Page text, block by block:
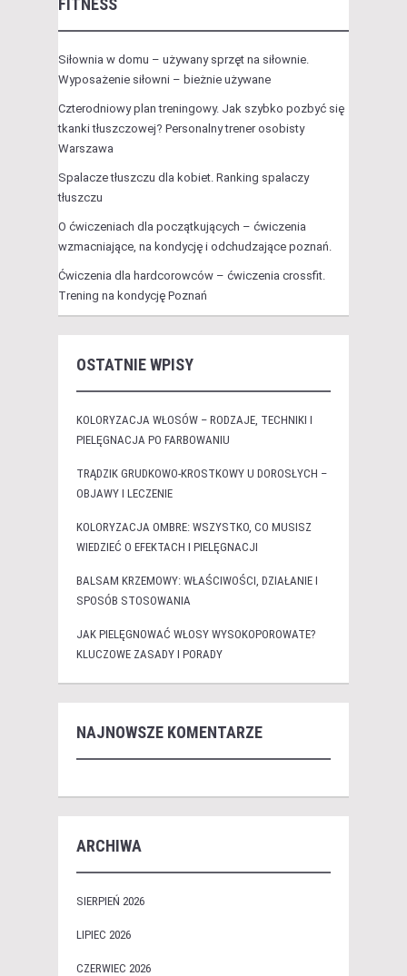
FITNESS
Siłownia w domu – używany sprzęt na siłownie.
Wyposażenie siłowni – bieżnie używane
Czterodniowy plan treningowy. Jak szybko pozbyć się
tkanki tłuszczowej? Personalny trener osobisty
Warszawa
Spalacze tłuszczu dla kobiet. Ranking spalaczy
tłuszczu
O ćwiczeniach dla początkujących – ćwiczenia
wzmacniające, na kondycję i odchudzające poznań.
Ćwiczenia dla hardcorowców – ćwiczenia crossfit.
Trening na kondycję Poznań
OSTATNIE WPISY
KOLORYZACJA WŁOSÓW – RODZAJE, TECHNIKI I
PIELĘGNACJA PO FARBOWANIU
TRĄDZIK GRUDKOWO-KROSTKOWY U DOROSŁYCH –
OBJAWY I LECZENIE
KOLORYZACJA OMBRE: WSZYSTKO, CO MUSISZ
WIEDZIEĆ O EFEKTACH I PIELĘGNACJI
BALSAM KRZEMOWY: WŁAŚCIWOŚCI, DZIAŁANIE I
SPOSÓB STOSOWANIA
JAK PIELĘGNOWAĆ WŁOSY WYSOKOPOROWATE?
KLUCZOWE ZASADY I PORADY
NAJNOWSZE KOMENTARZE
ARCHIWA
SIERPIEŃ 2026
LIPIEC 2026
CZERWIEC 2026